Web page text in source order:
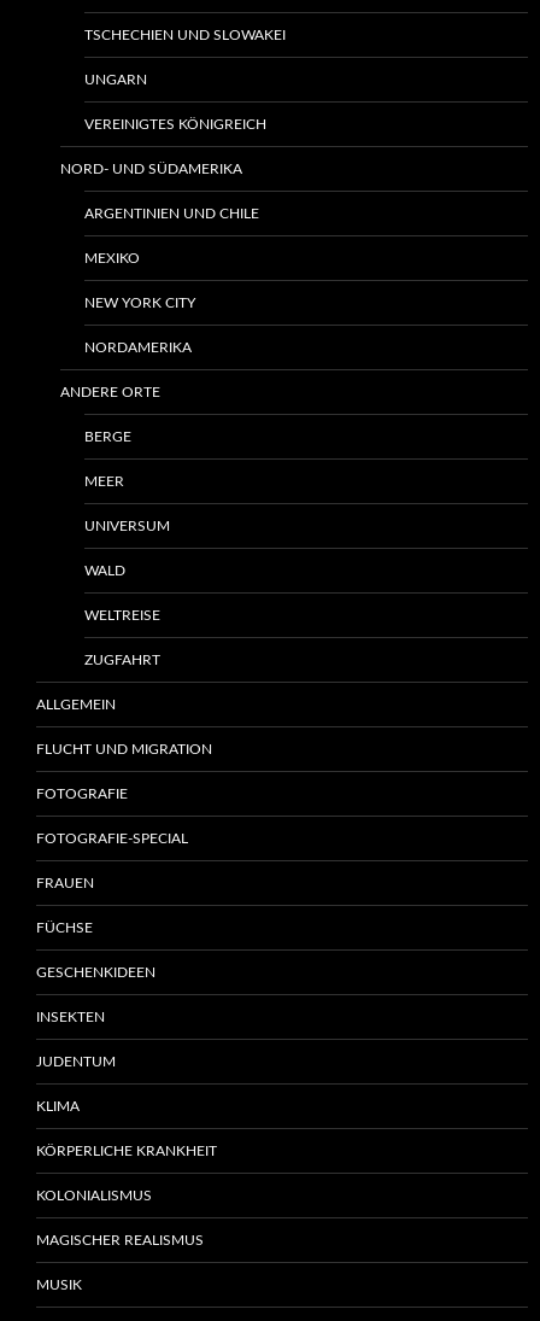
TSCHECHIEN UND SLOWAKEI
UNGARN
VEREINIGTES KÖNIGREICH
NORD- UND SÜDAMERIKA
ARGENTINIEN UND CHILE
MEXIKO
NEW YORK CITY
NORDAMERIKA
ANDERE ORTE
BERGE
MEER
UNIVERSUM
WALD
WELTREISE
ZUGFAHRT
ALLGEMEIN
FLUCHT UND MIGRATION
FOTOGRAFIE
FOTOGRAFIE-SPECIAL
FRAUEN
FÜCHSE
GESCHENKIDEEN
INSEKTEN
JUDENTUM
KLIMA
KÖRPERLICHE KRANKHEIT
KOLONIALISMUS
MAGISCHER REALISMUS
MUSIK